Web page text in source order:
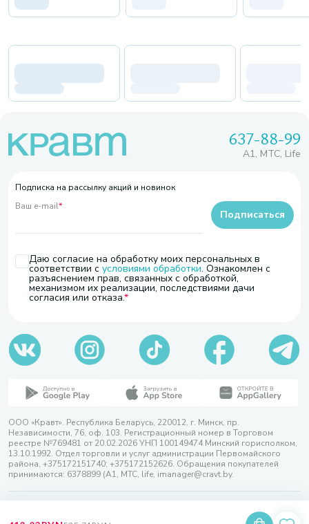
637-88-99
A1, МТС, Life
Подписка на рассылку акций и новинок
Ваш e-mail*
Даю согласие на обработку моих персональных в
соответствии с условиями обработки. Ознакомлен с
разъяснением прав, связанных с обработкой,
механизмом их реализации, последствиями дачи
согласия или отказа.
Подписаться
ООО «Кравт». Республика Беларусь, 220012, г. Минск, пр.
Независимости, 76, оф. 103. Регистрационный номер в Торговом
реестре №769481 от 20.02.2026 УНП 100149474 Минский горисполком,
13.10.1992. Отдел торговли и услуг администрации Первомайского
района, +375172151740; +375172152626. Обращения покупателей
принимаются: 6378899 (А1, МТС, life, imanager@cravt.by.
Разработка сайта — SLAM